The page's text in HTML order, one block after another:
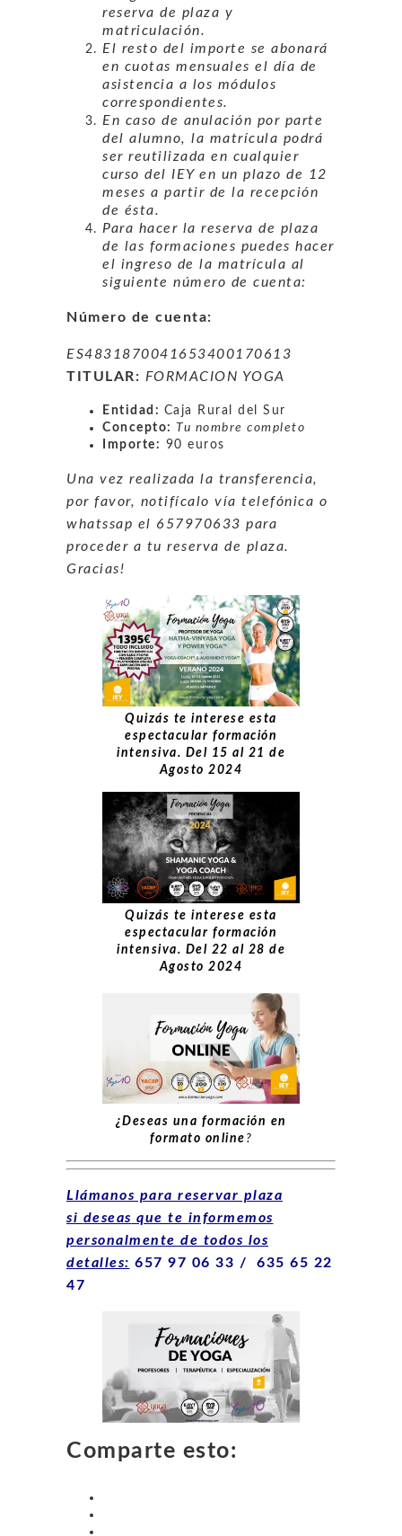
reserva de plaza y
matriculación.
El resto del importe se abonará
en cuotas mensuales el día de
asistencia a los módulos
correspondientes.
En caso de anulación por parte
del alumno, la matrícula podrá
ser reutilizada en cualquier
curso del IEY en un plazo de 12
meses a partir de la recepción
de ésta.
Para hacer la reserva de plaza
de las formaciones puedes hacer
el ingreso de la matrícula al
siguiente número de cuenta:
Número de cuenta:
ES4831870041653400170613
TITULAR: FORMACION YOGA
Entidad: Caja Rural del Sur
Concepto: Tu nombre completo
Importe: 90 euros
Una vez realizada la transferencia,
por favor, notifícalo vía telefónica o
whatssap el 657970633 para
proceder a tu reserva de plaza.
Gracias!
Quizás te interese esta
espectacular formación
intensiva. Del 15 al 21 de
Agosto 2024
Quizás te interese esta
espectacular formación
intensiva. Del 22 al 28 de
Agosto 2024
¿Deseas una formación en
formato online ?
Llámanos para reservar plaza
si deseas que te informemos
personalmente de todos los
detalles: 657 97 06 33 / 635 65 22
47
Comparte esto: